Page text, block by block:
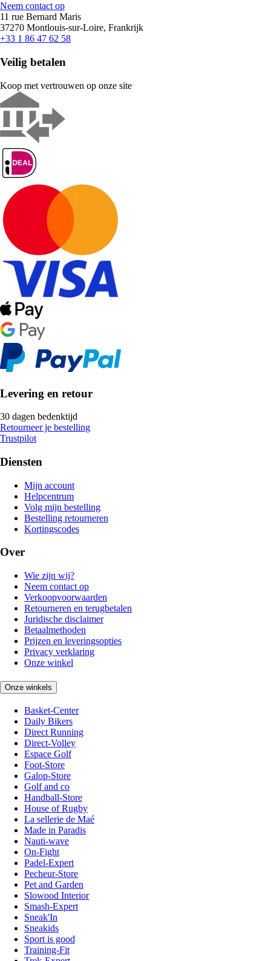
Neem contact op
11 rue Bernard Maris
37270 Montlouis-sur-Loire, Frankrijk
+33 1 86 47 62 58
Veilig betalen
Koop met vertrouwen op onze site
Levering en retour
30 dagen bedenktijd
Retourneer je bestelling
Trustpilot
Diensten
Mijn account
Helpcentrum
Volg mijn bestelling
Bestelling retourneren
Kortingscodes
Over
Wie zijn wij?
Neem contact op
Verkoopvoorwaarden
Retourneren en terugbetalen
Juridische disclaimer
Betaalmethoden
Prijzen en leveringsopties
Privacy verklaring
Onze winkel
Onze winkels
Basket-Center
Daily Bikers
Direct Running
Direct-Volley
Espace Golf
Foot-Store
Galop-Store
Golf and co
Handball-Store
House of Rugby
La sellerie de Maé
Made in Paradis
Nauti-wave
On-Fight
Padel-Expert
Pecheur-Store
Pet and Garden
Slowood Interior
Smash-Expert
Sneak'In
Sneakids
Sport is good
Training-Fit